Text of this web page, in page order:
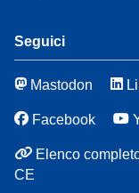
Seguici
Mastodon
Facebook
Elenco
CE